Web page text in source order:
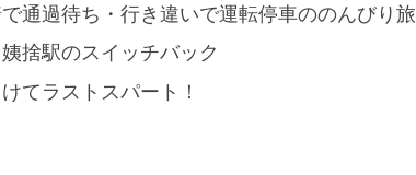
通過待ち・行き違いで運転停車ののんびり旅
捨駅のスイッチバック
てラストスパート！